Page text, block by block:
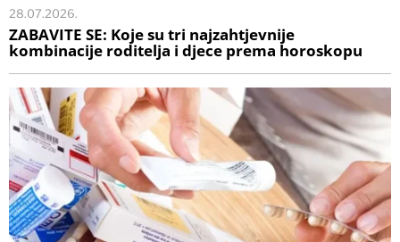
28.07.2026.
ZABAVITE SE: Koje su tri najzahtjevnije
kombinacije roditelja i djece prema horoskopu